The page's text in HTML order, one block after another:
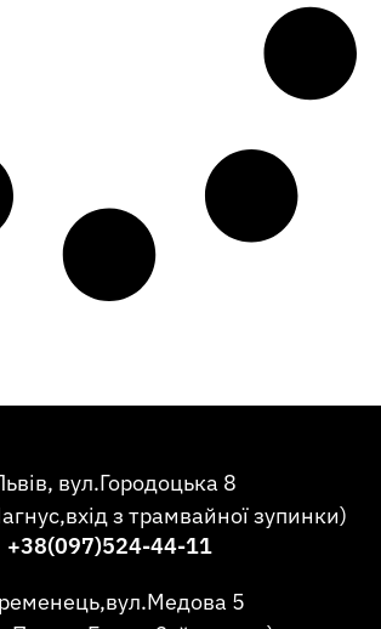
вул.Городоцька 8
з трамвайної зупинки)
+38(097)524-44-11
5